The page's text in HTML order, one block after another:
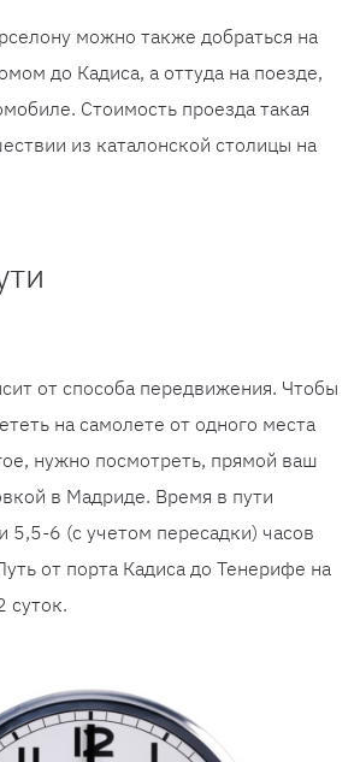
можно также добраться на
до Кадиса, а оттуда на поезде,
Стоимость проезда такая
из каталонской столицы на
от способа передвижения. Чтобы
на самолете от одного места
нужно посмотреть, прямой ваш
в Мадриде. Время в пути
5,5-6 (с учетом пересадки) часов
от порта Кадиса до Тенерифе на
суток.